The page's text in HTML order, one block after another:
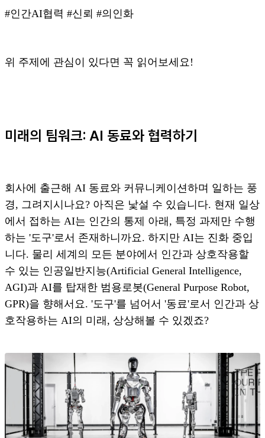
#인간AI협력 #신뢰 #의인화
위 주제에 관심이 있다면 꼭 읽어보세요!
미래의 팀워크: AI 동료와 협력하기
회사에 출근해 AI 동료와 커뮤니케이션하며 일하는 풍
경, 그려지시나요? 아직은 낯설 수 있습니다. 현재 일상
에서 접하는 AI는 인간의 통제 아래, 특정 과제만 수행
하는 '도구'로서 존재하니까요. 하지만 AI는 진화 중입
니다. 물리 세계의 모든 분야에서 인간과 상호작용할
수 있는 인공일반지능(Artificial General Intelligence,
AGI)과 AI를 탑재한 범용로봇(General Purpose Robot,
GPR)을 향해서요. '도구'를 넘어서 '동료'로서 인간과 상
호작용하는 AI의 미래, 상상해볼 수 있겠죠?